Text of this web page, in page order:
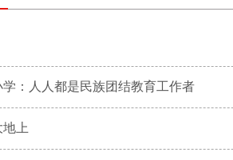
：人人都是民族团结教育工作者
上